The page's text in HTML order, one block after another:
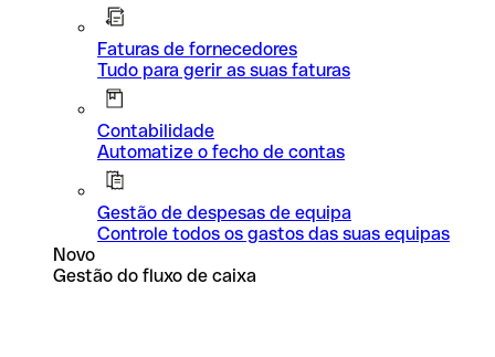
Faturas de fornecedores
Tudo para gerir as suas faturas
Contabilidade
Automatize o fecho de contas
Gestão de despesas de equipa
Controle todos os gastos das suas equipas
Novo
Gestão do fluxo de caixa